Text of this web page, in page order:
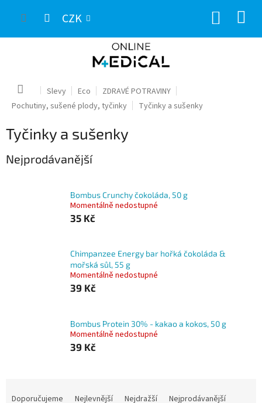
CZK
Domů Slevy Eco
ZDRAVÉ POTRAVINY
Pochutiny, sušené plody, tyčinky
Tyčinky a sušenky
Tyčinky a sušenky
Nejprodávanější
Bombus Crunchy čokoláda, 50 g
Momentálně nedostupné
35 Kč
Chimpanzee Energy bar hořká čokoláda &
mořská sůl, 55 g
Momentálně nedostupné
39 Kč
Bombus Protein 30% - kakao a kokos, 50 g
Momentálně nedostupné
39 Kč
Doporučujeme Nejlevnější Nejdražší
Nejprodávanější